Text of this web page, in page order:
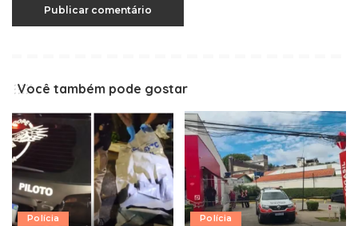
Você também pode gostar
Polícia Polícia